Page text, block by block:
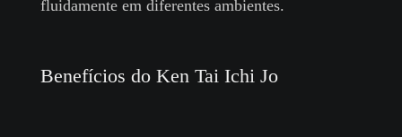
fluidamente em diferentes ambientes.
Benefícios do Ken Tai Ichi Jo